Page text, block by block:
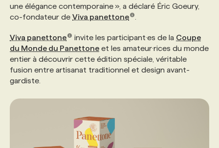
une élégance contemporaine », a déclaré Éric Goeury,
co-fondateur de Viva panettone
Viva panettone invite les participant·es de la Coupe
du Monde du Panettone et les amateur·rices du monde
entier à découvrir cette édition spéciale, véritable
fusion entre artisanat traditionnel et design avant-
gardiste.